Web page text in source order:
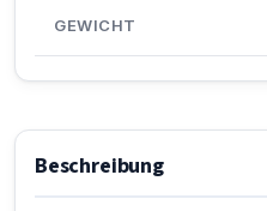
GEWICHT
Beschreibung